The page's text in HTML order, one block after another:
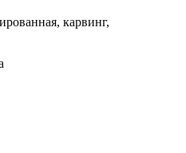
карвинг,